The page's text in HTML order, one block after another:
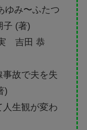
ゆみ〜ふたつ
(著)
吉田 恭
故で夫を失
)
生観が変わ